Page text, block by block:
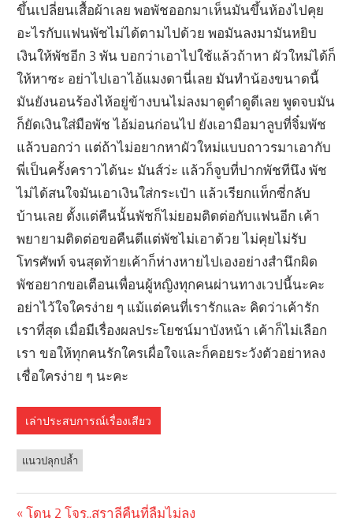
ขึ้นเปลี่ยนเสื้อผ้าเลย พอพัชออกมาเห็นมันขึ้นห้องไปคุย
อะไรกับแฟนพัชไม่ได้ตามไปด้วย พอมันลงมามันหยิบ
เงินให้พัชอีก 3 พัน บอกว่าเอาไปใช้แล้วถ้าหา ผัวใหม่ได้ก็
ให้หาซะ อย่าไปเอาไอ้แมงดานี่เลย มันทำน้องขนาดนี้
มันยังนอนร้องไห้อยู่ข้างบนไม่ลงมาดูดำดูดีเลย พูดจบมัน
ก็ยัดเงินใส่มือพัช ไอ้ม่อนก่อนไป ยังเอามือมาลูบที่จิ๋มพัช
แล้วบอกว่า แต่ถ้าไม่อยากหาผัวใหม่แบบถาวรมาเอากับ
พี่เป็นครั้งคราวได้นะ มันส์ว่ะ แล้วก็จูบที่ปากพัชทีนึง พัช
ไม่ได้สนใจมันเอาเงินใส่กระเป๋า แล้วเรียกแท็กซี่กลับ
บ้านเลย ตั้งแต่คืนนั้นพัชก็ไม่ยอมติดต่อกับแฟนอีก เค้า
พยายามติดต่อขอคืนดีแต่พัชไม่เอาด้วย ไม่คุยไม่รับ
โทรศัพท์ จนสุดท้ายเค้าก็ห่างหายไปเองอย่างสำนึกผิด
พัชอยากขอเตือนเพื่อนผู้หญิงทุกคนผ่านทางเวปนี้นะคะ
อย่าไว้ใจใครง่าย ๆ แม้แต่คนที่เรารักและ คิดว่าเค้ารัก
เราที่สุด เมื่อมีเรื่องผลประโยชน์มาบังหน้า เค้าก็ไม่เลือก
เรา ขอให้ทุกคนรักใครเผื่อใจและก็คอยระวังตัวอย่าหลง
เชื่อใครง่าย ๆ นะคะ
เล่าประสบการณ์เรื่องเสียว
แนวปลุกปล้ำ
Previous
โดน 2 โจร..สราลีคืนที่ลืมไม่ลง